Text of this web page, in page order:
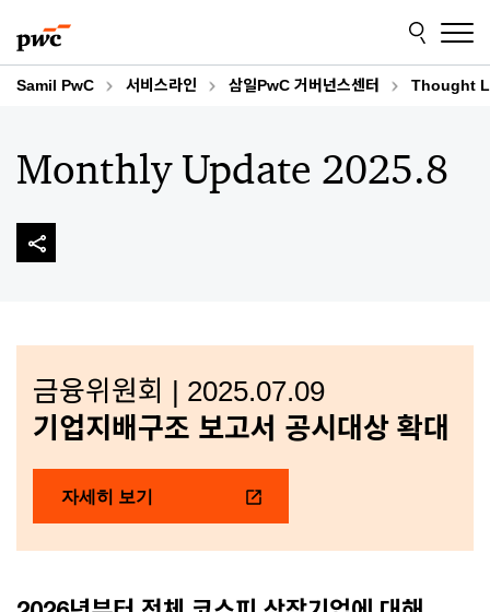
to
content
to
footer
Samil PwC 서비스라인 삼일PwC 거버넌스센터 Thought
Monthly Update 2025.8
금융위원회 | 2025.07.09
기업지배구조 보고서 공시대상 확대
자세히 보기